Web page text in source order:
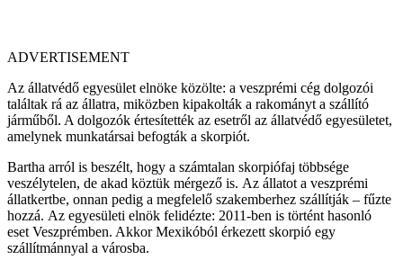
ADVERTISEMENT
Az állatvédő egyesület elnöke közölte: a veszprémi cég dolgozói
találtak rá az állatra, miközben kipakolták a rakományt a szállító
járműből. A dolgozók értesítették az esetről az állatvédő egyesületet,
amelynek munkatársai befogták a skorpiót.
Bartha arról is beszélt, hogy a számtalan skorpiófaj többsége
veszélytelen, de akad köztük mérgező is. Az állatot a veszprémi
állatkertbe, onnan pedig a megfelelő szakemberhez szállítják – fűzte
hozzá. Az egyesületi elnök felidézte: 2011-ben is történt hasonló
eset Veszprémben. Akkor Mexikóból érkezett skorpió egy
szállítmánnyal a városba.